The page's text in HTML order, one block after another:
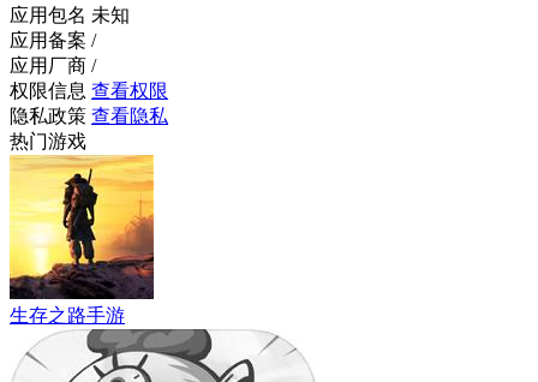
应用包名 未知
应用备案 /
应用厂商 /
权限信息 查看权限
隐私政策 查看隐私
热门游戏
生存之路手游